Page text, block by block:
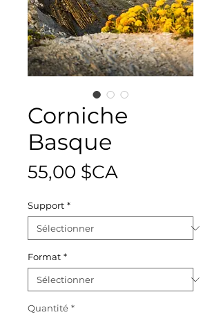
Corniche
Basque
55,00 $CA
Support *
Format *
Quantité *